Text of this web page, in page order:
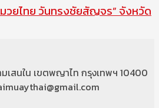
วยไทย วันทรงชัยสัญจร” จังหวัด
เสนใน เขตพญาไท กรุงเทพฯ 10400